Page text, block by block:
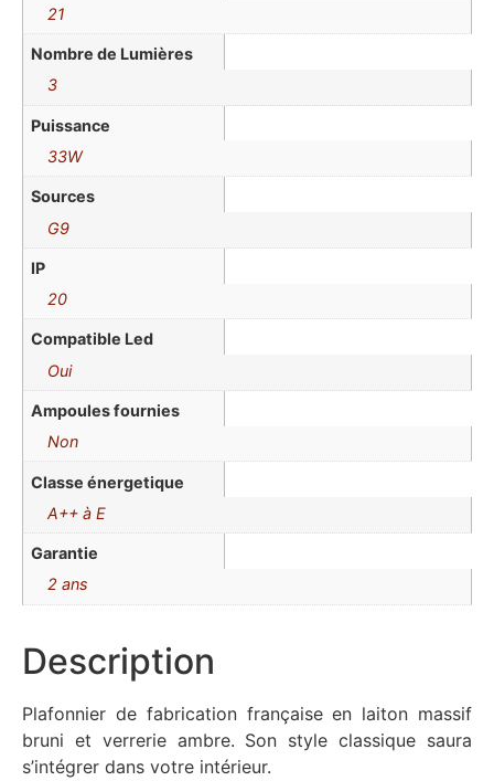
21
Nombre de Lumières
3
Puissance
33W
Sources
G9
IP
20
Compatible Led
Oui
Ampoules fournies
Non
Classe énergetique
A++ à E
Garantie
2 ans
Description
Plafonnier de fabrication française en laiton massif
bruni et verrerie ambre. Son style classique saura
s’intégrer dans votre intérieur.